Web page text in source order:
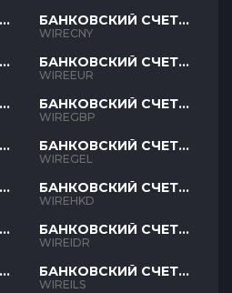
БАНКОВСКИЙ СЧЕТ
CNY
WIRECNY
БАНКОВСКИЙ СЧЕТ
EUR
WIREEUR
БАНКОВСКИЙ СЧЕТ
GBP
WIREGBP
БАНКОВСКИЙ СЧЕТ
GEL
WIREGEL
БАНКОВСКИЙ СЧЕТ
HKD
WIREHKD
БАНКОВСКИЙ СЧЕТ
IDR
WIREIDR
БАНКОВСКИЙ СЧЕТ
ILS
WIREILS